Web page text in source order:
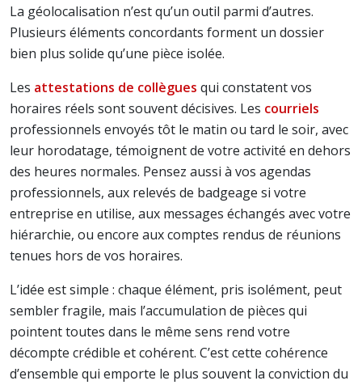
La géolocalisation n’est qu’un outil parmi d’autres.
Plusieurs éléments concordants forment un dossier
bien plus solide qu’une pièce isolée.
Les attestations de collègues qui constatent vos
horaires réels sont souvent décisives. Les courriels
professionnels envoyés tôt le matin ou tard le soir, avec
leur horodatage, témoignent de votre activité en dehors
des heures normales. Pensez aussi à vos agendas
professionnels, aux relevés de badgeage si votre
entreprise en utilise, aux messages échangés avec votre
hiérarchie, ou encore aux comptes rendus de réunions
tenues hors de vos horaires.
L’idée est simple : chaque élément, pris isolément, peut
sembler fragile, mais l’accumulation de pièces qui
pointent toutes dans le même sens rend votre
décompte crédible et cohérent. C’est cette cohérence
d’ensemble qui emporte le plus souvent la conviction du